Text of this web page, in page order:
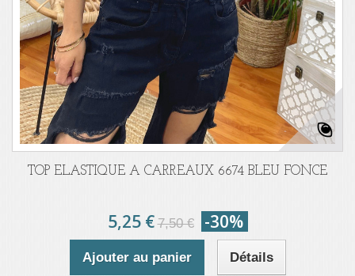
TOP ELASTIQUE A CARREAUX 6674 BLEU FONCE
5,25 € 7,50 € -30%
Ajouter au panier Détails